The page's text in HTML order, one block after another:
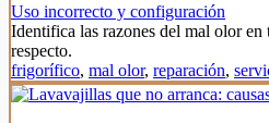
Uso incorrecto y configuración
Identifica las razones del mal olor
respecto.
frigorífico, mal olor, reparación,